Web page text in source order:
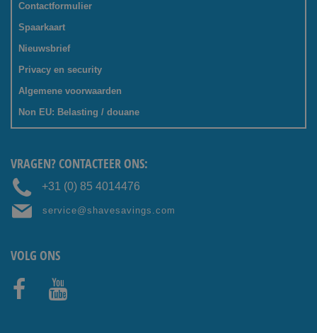
Contactformulier
Spaarkaart
Nieuwsbrief
Privacy en security
Algemene voorwaarden
Non EU: Belasting / douane
VRAGEN? CONTACTEER ONS:
+31 (0) 85 4014476
service@shavesavings.com
VOLG ONS